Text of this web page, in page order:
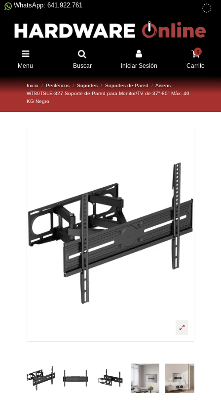
WhatsApp: 641.922.761
Menu Buscar Iniciar Sesión
0
Carrito
Inicio Periféricos Soportes Soportes de Pared
Aisens
WT80TSLE-327 Soporte de Pared para Monitor/TV de 37"-80" Máx. 40
KG Negro